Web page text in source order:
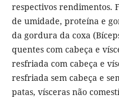
respectivos rendimentos.
de umidade, proteína e
da gordura da coxa
quentes com cabeça e
resfriada com cabeça e
resfriada sem cabeça e
patas, vísceras não